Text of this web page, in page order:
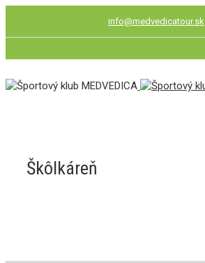
info@medvedicatour.sk
Škôlkáreň